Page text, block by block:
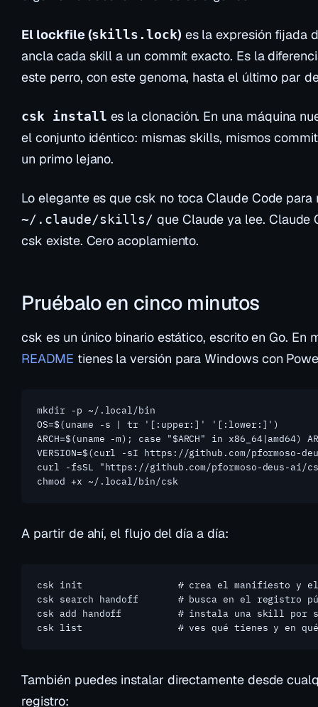
El lockfile (skills.lock) es la expresión fijada
ancla cada skill a un commit exacto. Es la
este perro, con este genoma, hasta el último par
csk install es la clonación. En una máquina
el conjunto idéntico: mismas skills, mismos
un primo lejano.
Lo elegante es que csk no toca Claude Code
~/.claude/skills/ que Claude ya lee. Claude
csk existe. Cero acoplamiento.
Pruébalo en cinco minutos
csk es un único binario estático, escrito en Go. En
README tienes la versión para Windows con
mkdir -p ~/.local/bin
OS=$(uname -s | tr '[:upper:]' '[:lower:]')
ARCH=$(uname -m); case "$ARCH" in x86_64|amd64)
VERSION=$(curl -sI https://github.com/
curl -fsSL "https://github.com/pformoso-deus-ai/
chmod +x ~/.local/bin/csk
A partir de ahí, el flujo del día a día:
csk init                 # crea el manifiesto y el
csk search handoff       # busca en el registro
csk add handoff          # instala una skill por
csk list                 # ves qué tienes y en qué
También puedes instalar directamente desde
registro: